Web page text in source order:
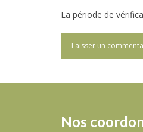
La période de
Nos